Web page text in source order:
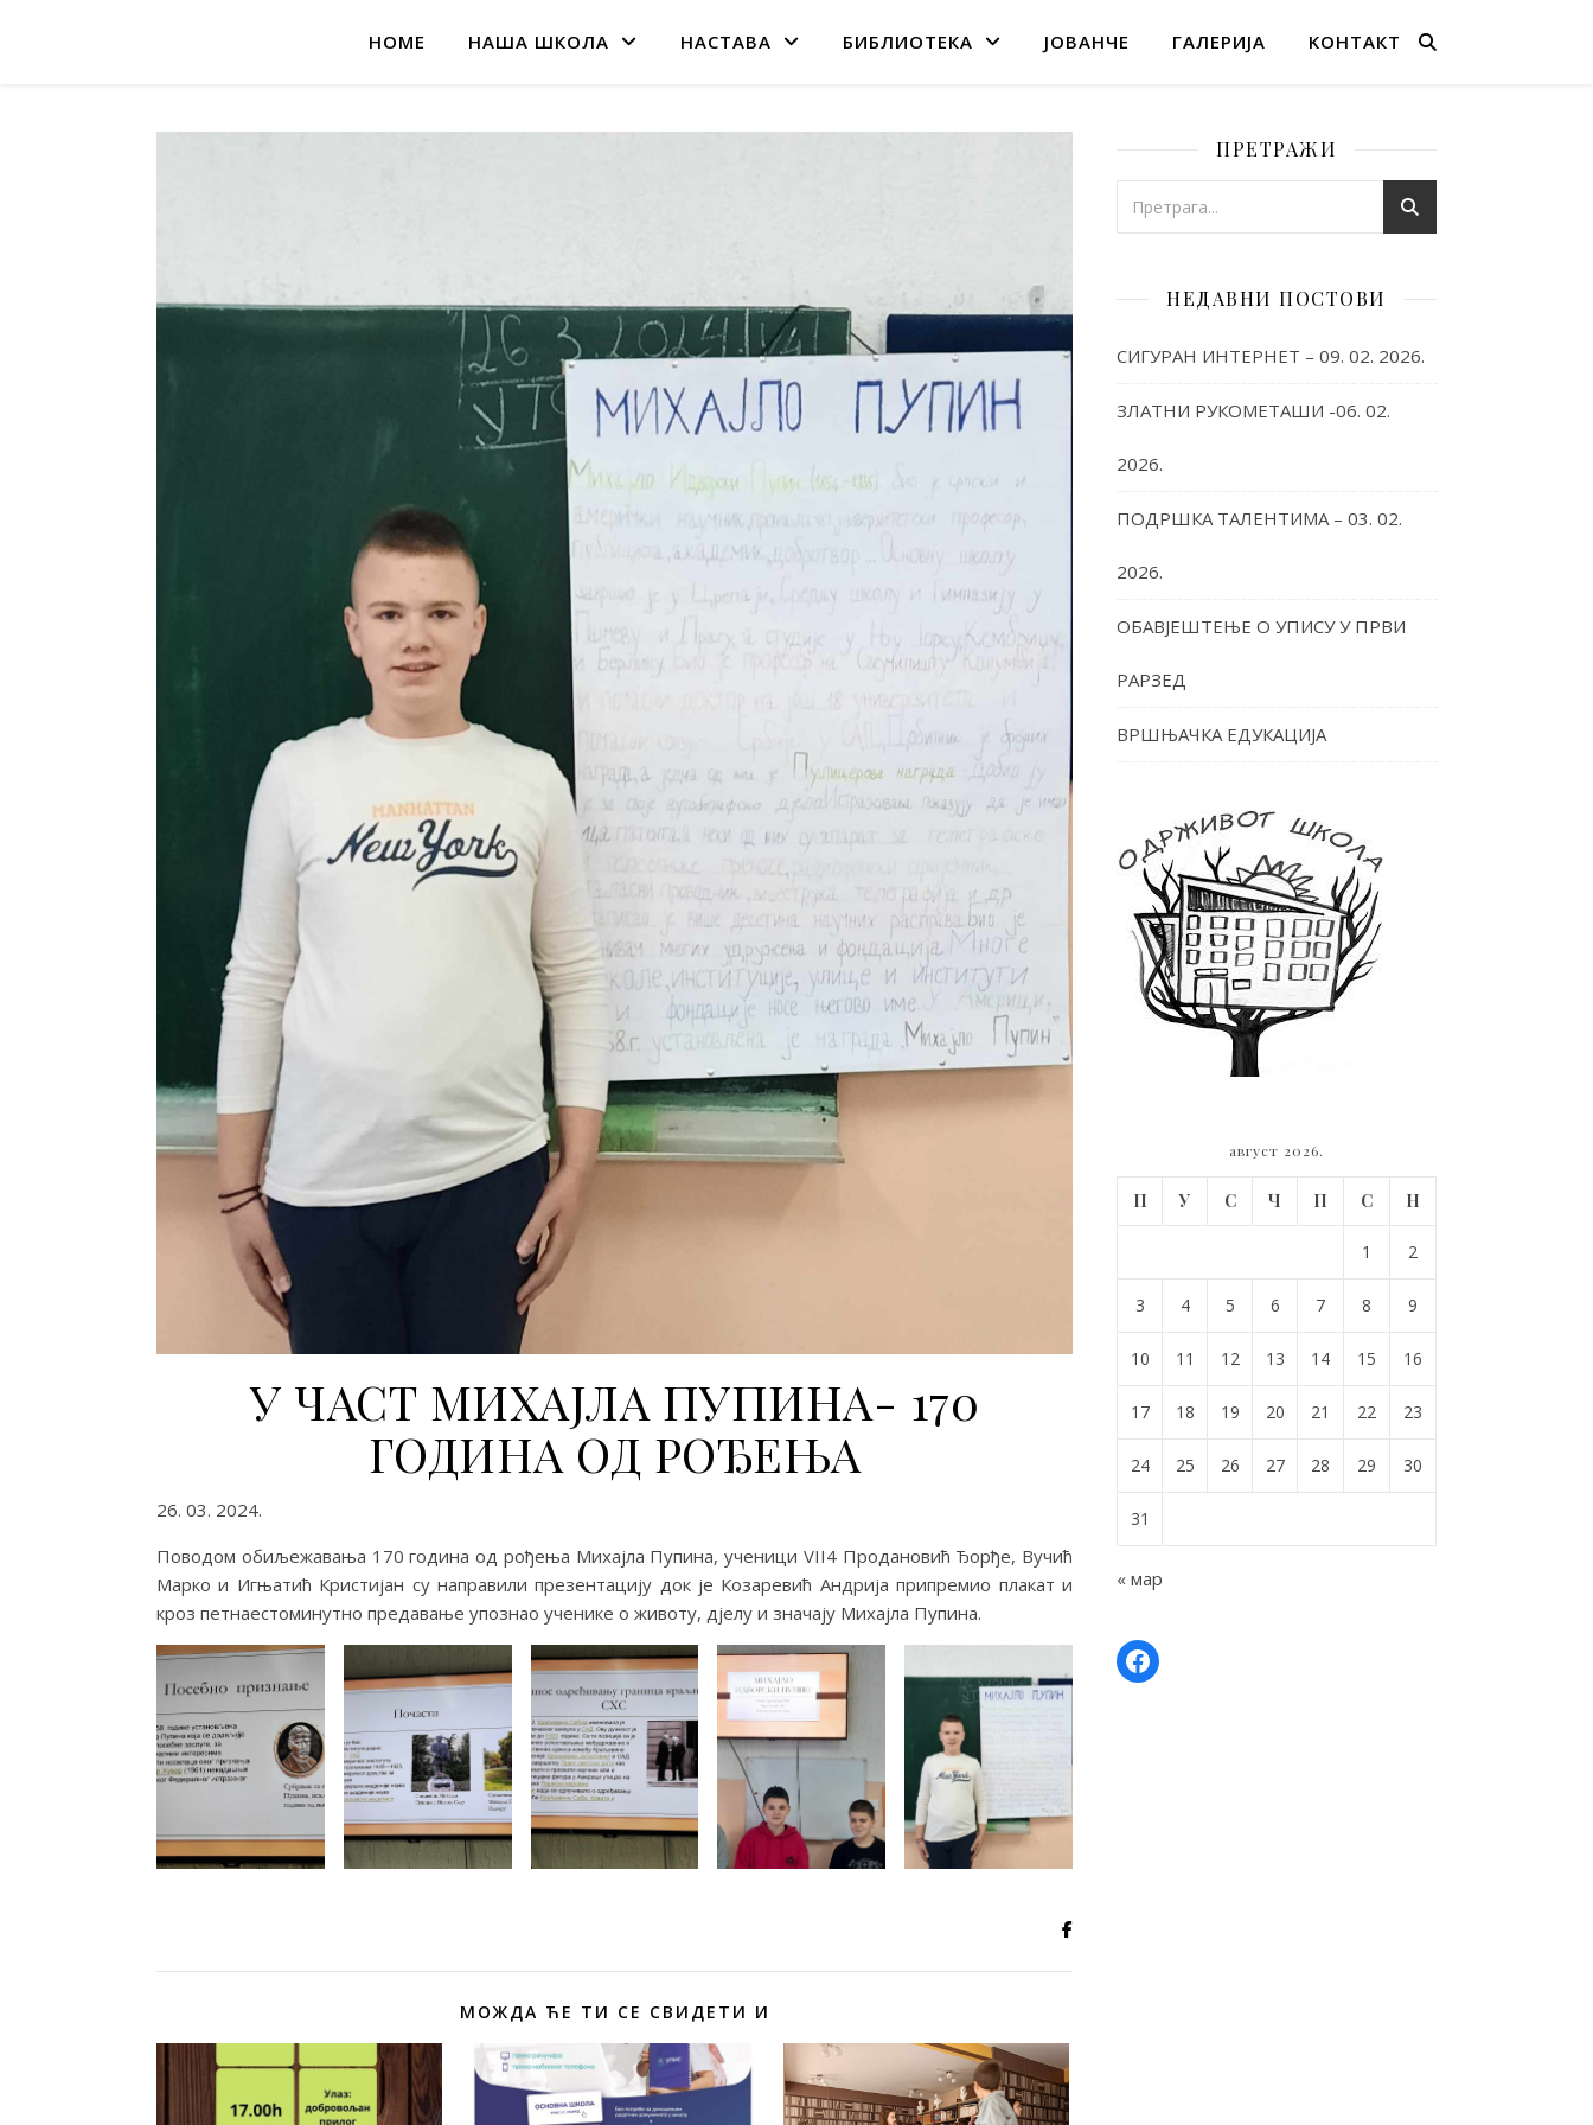
HOME НАША ШКОЛА НАСТАВА БИБЛИОТЕКА ЈОВАНЧЕ ГАЛЕРИЈА KОНТАКТ
У ЧАСТ МИХАЈЛА ПУПИНА- 170
ГОДИНА ОД РОЂЕЊА
26. 03. 2024.
Поводом обиљежавања 170 година од рођења Михајла Пупина, ученици VII4 Продановић Ђорђе, Вучић
Марко и Игњатић Кристијан су направили презентацију док је Козаревић Андрија припремио плакат и
кроз петнаестоминутно предавање упознао ученике о животу, дјелу и значају Михајла Пупина.
МОЖДА ЋЕ ТИ СЕ СВИДЕТИ И
ПРЕТРАЖИ
НЕДАВНИ ПОСТОВИ
СИГУРАН ИНТЕРНЕТ – 09. 02. 2026.
ЗЛАТНИ РУКОМЕТАШИ -06. 02.
2026.
ПОДРШКА ТАЛЕНТИМА – 03. 02.
2026.
ОБАВЈЕШТЕЊЕ О УПИСУ У ПРВИ
РАРЗЕД
ВРШЊАЧКА ЕДУКАЦИЈА
август 2026.
П У С Ч П С Н
1 2
3 4 5 6 7 8 9
10 11 12 13 14 15 16
17 18 19 20 21 22 23
24 25 26 27 28 29 30
31
« мар